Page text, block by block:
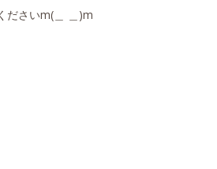
ださいm(＿ ＿)m